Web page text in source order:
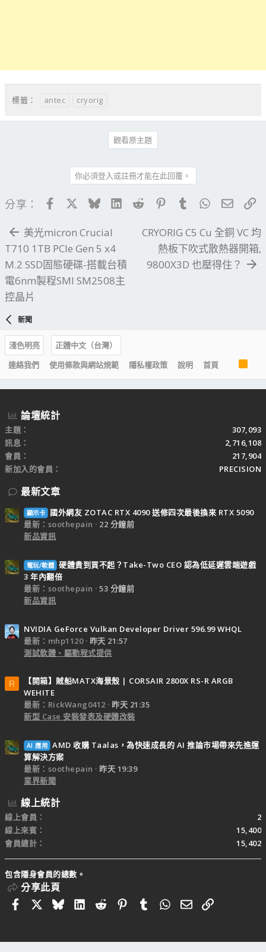
標籤： antec cryorig
觀看原主題
你必須登入或註冊才能在此回覆。
分享： FacebookBlueskyLinkedIn
Reddit PinterestTumblrWhatsApp
電子
美光micron Crucial
T710 1TB PCIe Gen 5 x4
M.2 SSD固態硬碟-搭載台積
電6nm製程SMI SM2508主
控晶片
CRYORIG C5 Cu 全銅 VC 均
熱板下吹式散熱器開箱,
9800X3D 也壓得住？
新聞
淺色明亮
正體中文（台灣）
連絡我們
使用條款與網站規範 隱私權政策 說明 首頁
R
S
S
論壇統計
主題
307,093
訊息
2,716,108
會員
217,904
新加入的會員
PRECISION
最新文章
顯示卡
國外網友 ZOTAC RTX 4090 送修四次最後換來 RTX 5090
最新：soothepain
22 分鐘前
新品資訊
電玩/軟體 硬體貴到買不起？Take-Two CEO 認為低延遲雲端遊戲
3 年內翻倍
最新：soothepain
53 分鐘前
新品資訊
NVIDIA GeForce Vulkan Developer Driver 596.99 WHQL
最新：mhp1120
昨天 21:57
測試軟體、驅動程式提供
R
【開箱】賊船MATX海景殼 | CORSAIR 2800X RS-R ARGB
WEHITE
最新：RickWang0412
昨天 21:35
新型 Case 安裝發表及硬體改裝
AI 應用 AMD 收購 Taalas，為快速成長的 AI 推論市場帶來先進運
算解決方案
最新：soothepain
昨天 19:39
業界新聞
線上統計
線上會員
2
線上來賓
15,400
會員總計
15,402
包含隱身會員的總數。
分享此頁
FacebookBlueskyLinkedIn
RedditPinterestTumblrWhatsApp
電子郵件
連結